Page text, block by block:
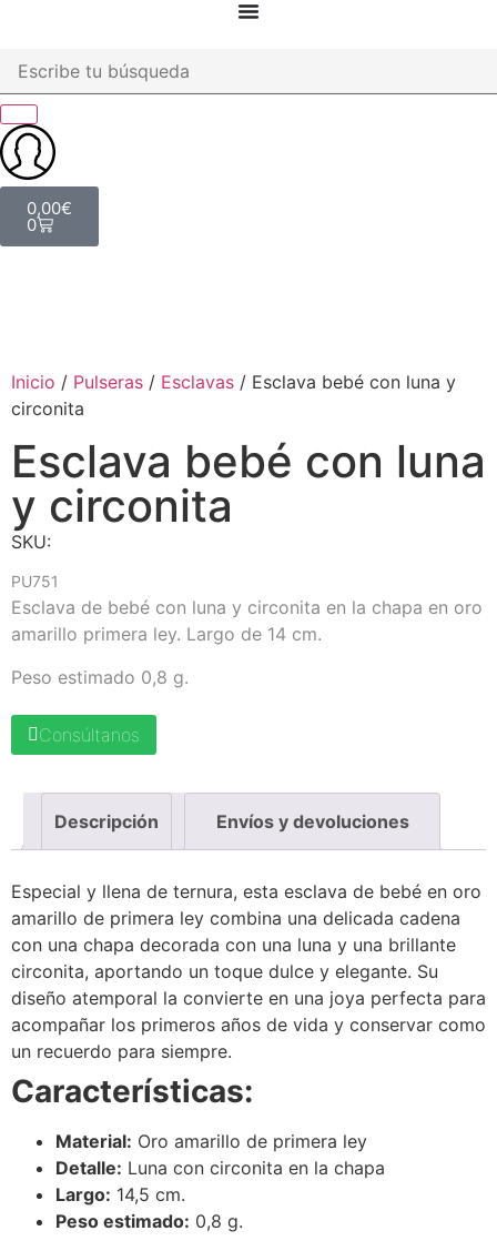
0,00€
0
Inicio / Pulseras / Esclavas / Esclava bebé con luna y
circonita
Esclava bebé con luna
y circonita
SKU:
PU751
Esclava de bebé con luna y circonita en la chapa en oro
amarillo primera ley. Largo de 14 cm.
Peso estimado 0,8 g.
Consúltanos
Descripción Envíos y devoluciones
Especial y llena de ternura, esta esclava de bebé en oro
amarillo de primera ley combina una delicada cadena
con una chapa decorada con una luna y una brillante
circonita, aportando un toque dulce y elegante. Su
diseño atemporal la convierte en una joya perfecta para
acompañar los primeros años de vida y conservar como
un recuerdo para siempre.
Características:
Material: Oro amarillo de primera ley
Detalle: Luna con circonita en la chapa
Largo: 14,5 cm.
Peso estimado: 0,8 g.